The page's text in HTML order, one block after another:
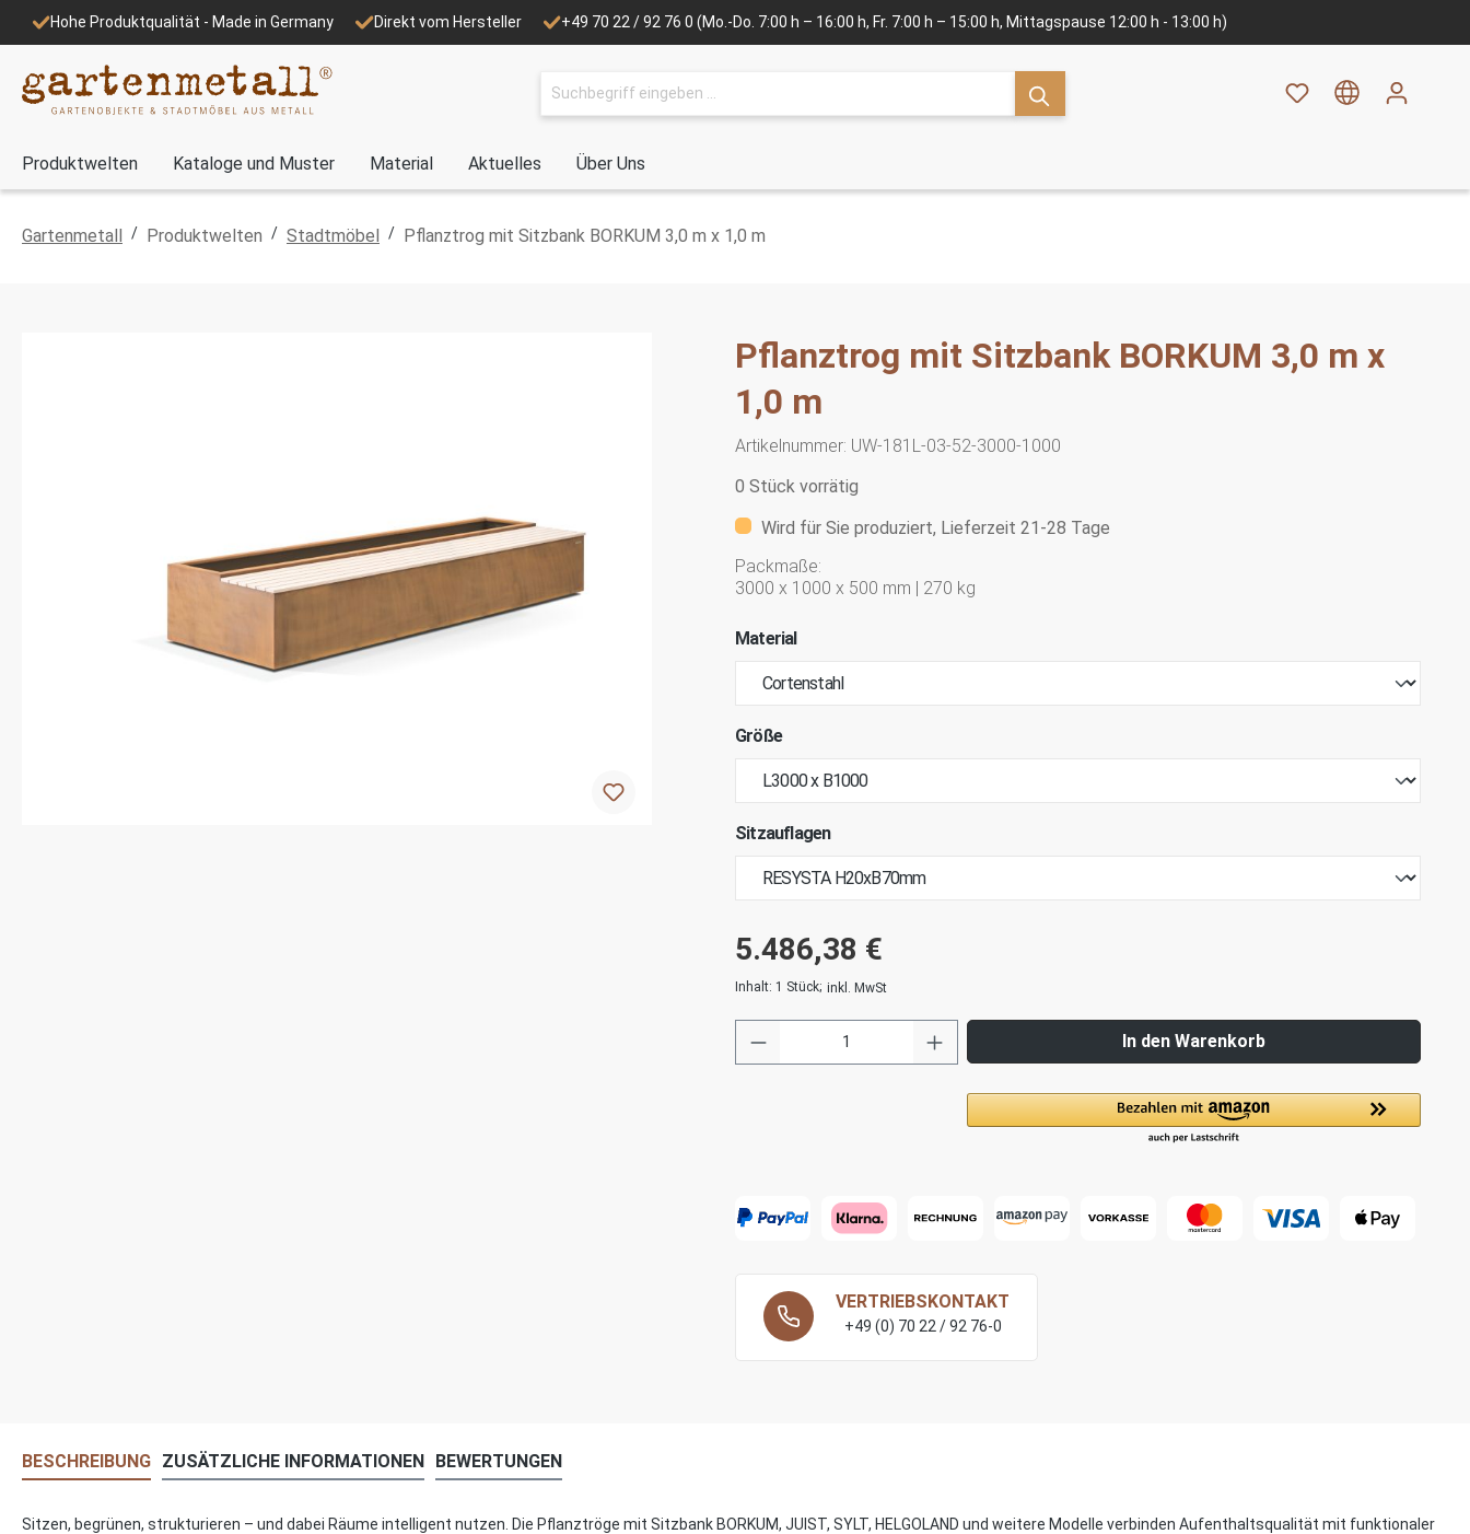
Hohe Produktqualität - Made in Germany Direkt vom Hersteller +49 70 22 / 92 76 0 (Mo.-Do. 7:00 h – 16:00 h, Fr. 7:00 h – 15:00 h, Mittagspause 12:00 h - 13:00 h)
Produktwelten Kataloge und Muster Material Aktuelles Über Uns
Gartenmetall / Produktwelten / Stadtmöbel / Pflanztrog mit Sitzbank BORKUM 3,0 m x 1,0 m
Pflanztrog mit Sitzbank BORKUM 3,0 m x
1,0 m
Artikelnummer: UW-181L-03-52-3000-1000
0 Stück vorrätig
Wird für Sie produziert, Lieferzeit 21-28 Tage
Packmaße:
3000 x 1000 x 500 mm | 270 kg
Material
Größe
Sitzauflagen
5.486,38 €
Inhalt: 1 Stück; inkl. MwSt
In den Warenkorb
VERTRIEBSKONTAKT
+49 (0) 70 22 / 92 76-0
BESCHREIBUNG ZUSÄTZLICHE INFORMATIONEN BEWERTUNGEN
Sitzen, begrünen, strukturieren – und dabei Räume intelligent nutzen. Die Pflanztröge mit Sitzbank BORKUM, JUIST, SYLT, HELGOLAND und weitere Modelle verbinden Aufenthaltsqualität mit funktionaler